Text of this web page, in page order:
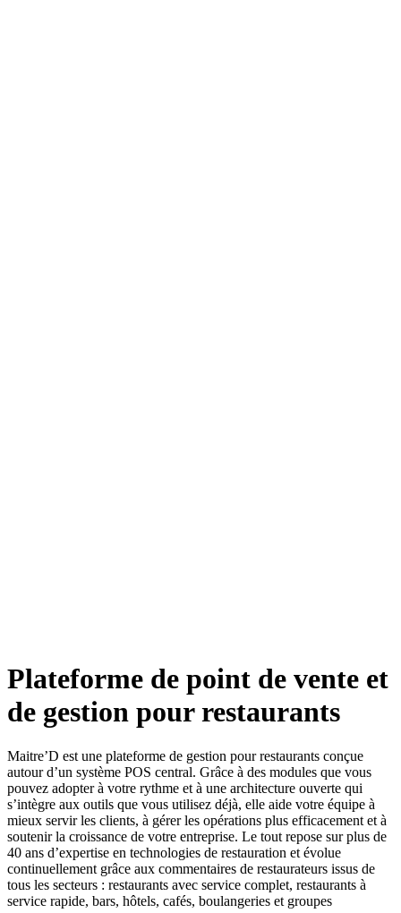
Plateforme de point de vente et
de gestion pour restaurants
Maitre’D est une plateforme de gestion pour restaurants conçue
autour d’un système POS central. Grâce à des modules que vous
pouvez adopter à votre rythme et à une architecture ouverte qui
s’intègre aux outils que vous utilisez déjà, elle aide votre équipe à
mieux servir les clients, à gérer les opérations plus efficacement et à
soutenir la croissance de votre entreprise. Le tout repose sur plus de
40 ans d’expertise en technologies de restauration et évolue
continuellement grâce aux commentaires de restaurateurs issus de
tous les secteurs : restaurants avec service complet, restaurants à
service rapide, bars, hôtels, cafés, boulangeries et groupes